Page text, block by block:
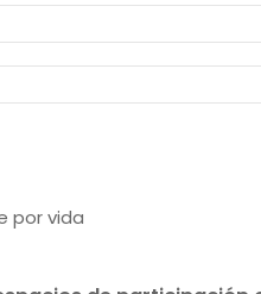
por vida